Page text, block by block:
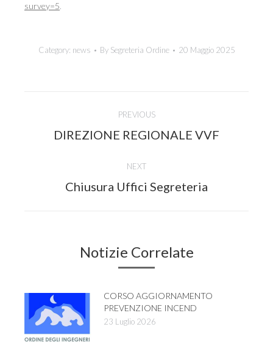
survey=5
Category: news By Segreteria Ordine 20 Maggio 2025
navigation
PREVIOUS
Previous
post:
DIREZIONE REGIONALE VVF
NEXT
Next
post:
Chiusura Uffici Segreteria
Notizie Correlate
CORSO AGGIORNAMENTO
PREVENZIONE INCEND
23 Luglio 2026